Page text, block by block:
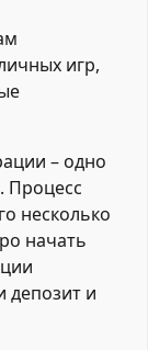
игр,
– одно
Процесс
несколько
начать
депозит и